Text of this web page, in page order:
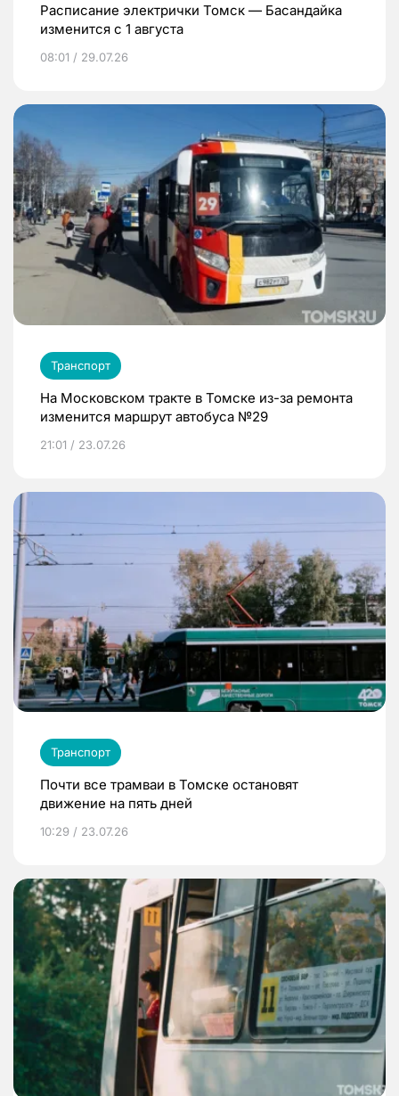
Расписание электрички Томск — Басандайка
изменится с 1 августа
08:01 / 29.07.26
Транспорт
На Московском тракте в Томске из-за ремонта
изменится маршрут автобуса №29
21:01 / 23.07.26
Транспорт
Почти все трамваи в Томске остановят
движение на пять дней
10:29 / 23.07.26